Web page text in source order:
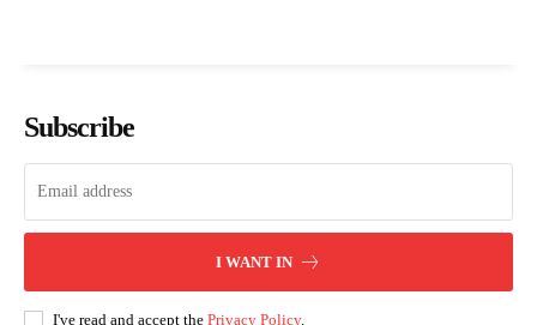
Subscribe
I WANT IN
I've read and accept the Privacy Policy.